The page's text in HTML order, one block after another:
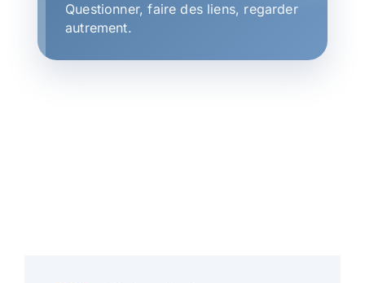
Questionner, faire des liens, regarder
autrement.